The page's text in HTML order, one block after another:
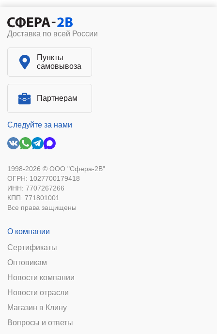
Доставка по всей России
Пункты
самовывоза
Партнерам
Следуйте за нами
1998-2026 © ООО "Сфера-2В"
ОГРН: 1027700179418
ИНН: 7707267266
КПП: 771801001
Все права защищены
О компании
Сертификаты
Оптовикам
Новости компании
Новости отрасли
Магазин в Клину
Вопросы и ответы